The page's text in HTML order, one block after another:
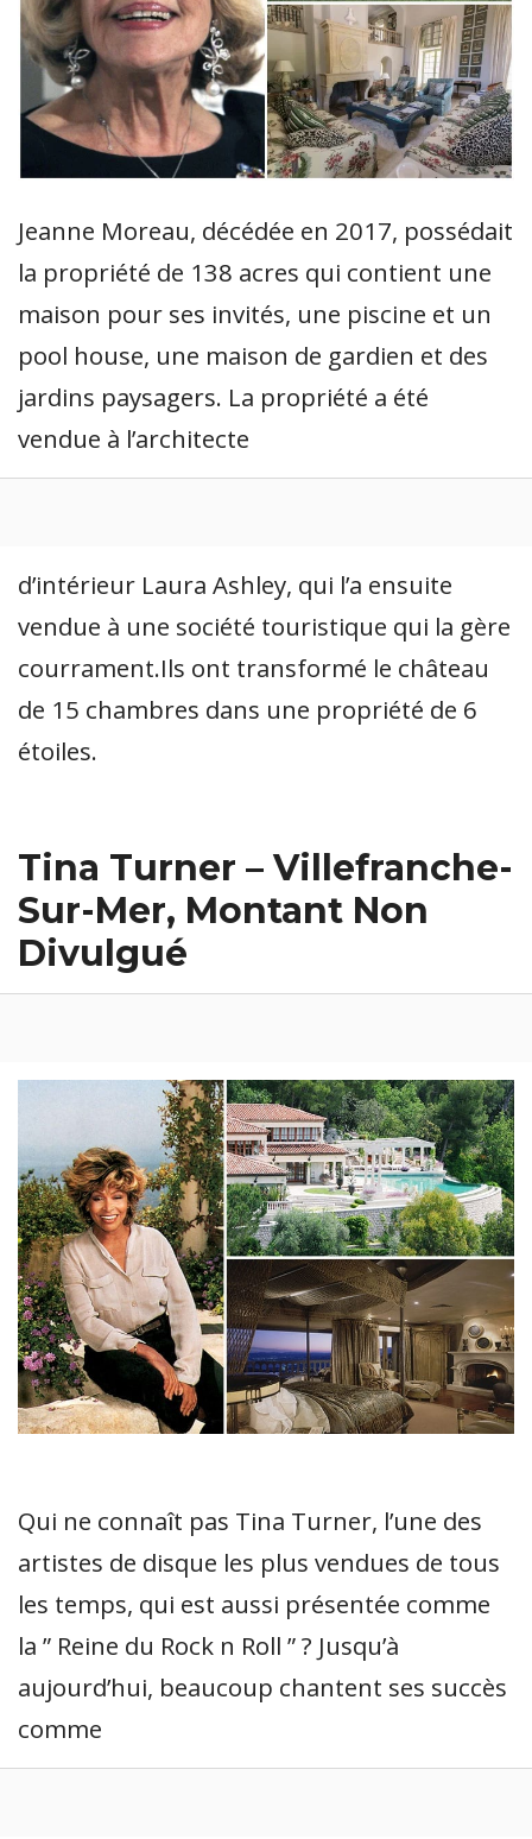
Jeanne Moreau, décédée en 2017, possédait
la propriété de 138 acres qui contient une
maison pour ses invités, une piscine et un
pool house, une maison de gardien et des
jardins paysagers. La propriété a été
vendue à l’architecte
d’intérieur Laura Ashley, qui l’a ensuite
vendue à une société touristique qui la gère
courrament.Ils ont transformé le château
de 15 chambres dans une propriété de 6
étoiles.
Tina Turner – Villefranche-
Sur-Mer, Montant Non
Divulgué
Qui ne connaît pas Tina Turner, l’une des
artistes de disque les plus vendues de tous
les temps, qui est aussi présentée comme
la ” Reine du Rock n Roll ” ? Jusqu’à
aujourd’hui, beaucoup chantent ses succès
comme